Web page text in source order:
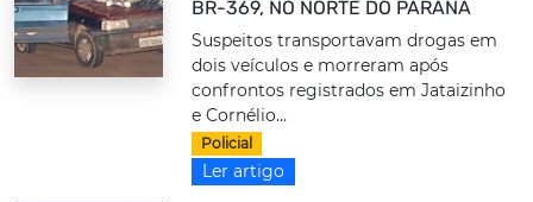
BR-369, NO NORTE DO PARANÁ
Suspeitos transportavam drogas em
dois veículos e morreram após
confrontos registrados em Jataizinho
e Cornélio...
Policial
Ler artigo